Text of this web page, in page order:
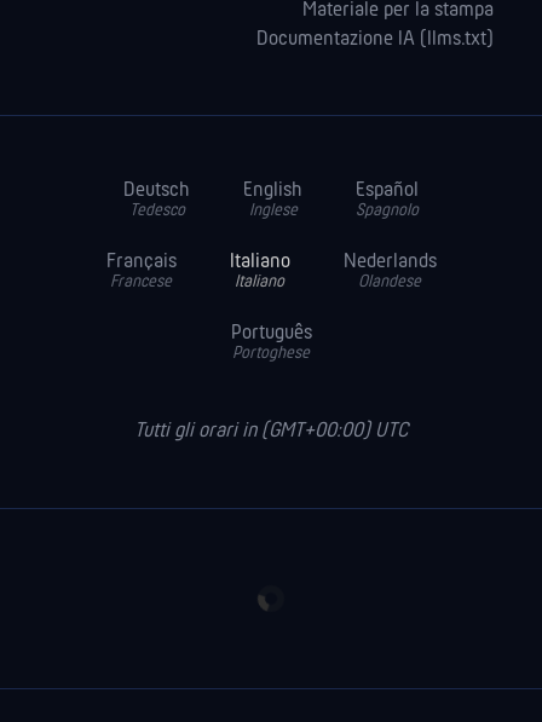
Materiale per la stampa
Documentazione IA (llms.txt)
Deutsch
Tedesco
English
Inglese
Español
Spagnolo
Français
Francese
Italiano
Italiano
Nederlands
Olandese
Português
Portoghese
Tutti gli orari in (GMT+00:00) UTC